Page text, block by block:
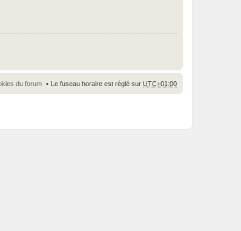
Le fuseau horaire est réglé sur UTC+01:00
du forum